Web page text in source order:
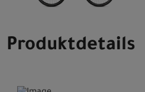
Produktdetails